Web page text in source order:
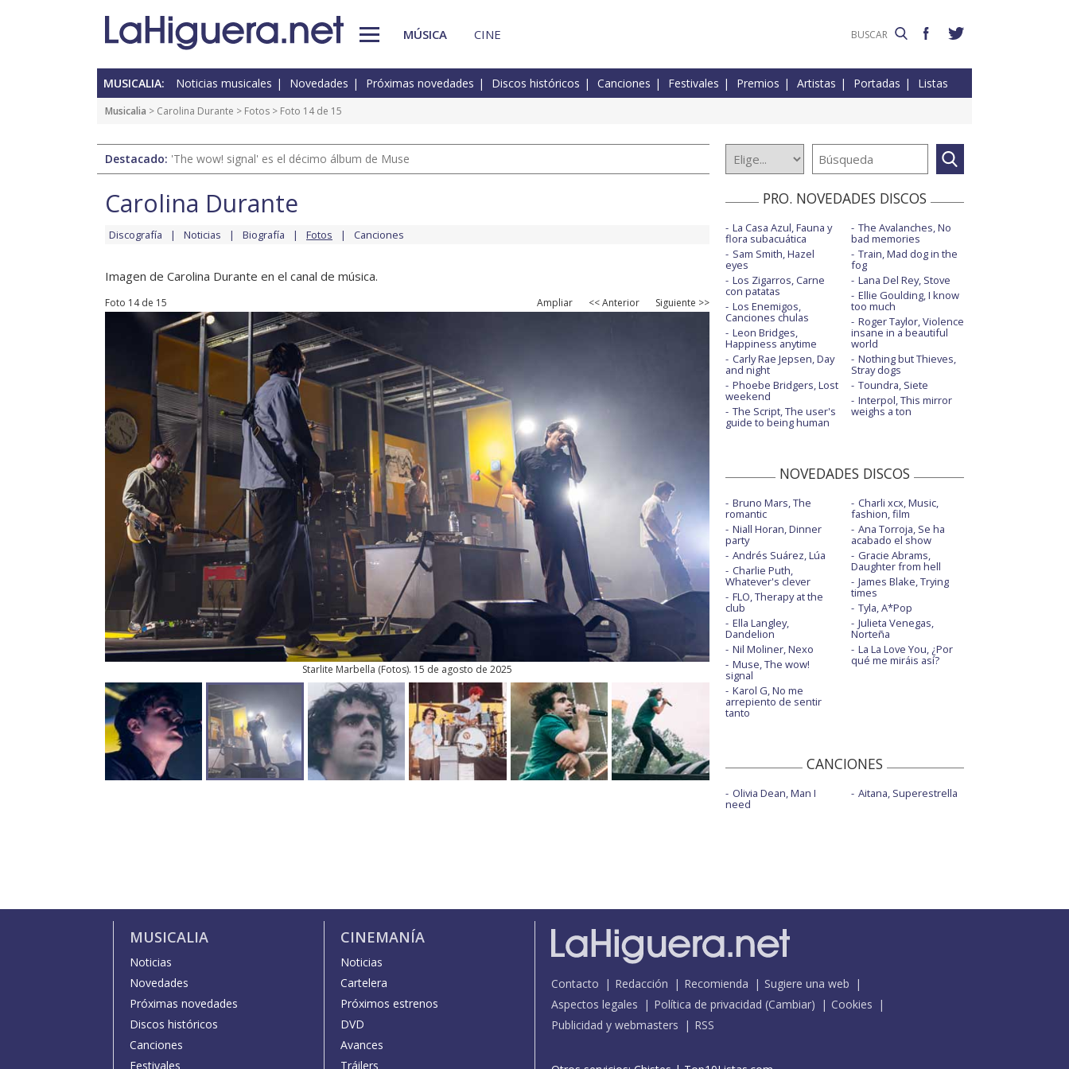
MÚSICA CINE
MUSICALIA: Noticias musicales Novedades Próximas novedades Discos históricos Canciones Festivales Premios Artistas Portadas Listas
Musicalia > Carolina Durante > Fotos > Foto 14 de 15
Destacado: 'The wow! signal' es el décimo álbum de Muse
Carolina Durante
Discografía Noticias Biografía Fotos Canciones
Imagen de Carolina Durante en el canal de música.
Foto 14 de 15 Ampliar << Anterior Siguiente >>
Starlite Marbella (Fotos). 15 de agosto de 2025
PRO. NOVEDADES DISCOS
La Casa Azul, Fauna y
flora subacuática
Sam Smith, Hazel
eyes
Los Zigarros, Carne
con patatas
Los Enemigos,
Canciones chulas
Leon Bridges,
Happiness anytime
Carly Rae Jepsen, Day
and night
Phoebe Bridgers, Lost
weekend
The Script, The user's
guide to being human
The Avalanches, No
bad memories
Train, Mad dog in the
fog
Lana Del Rey, Stove
Ellie Goulding, I know
too much
Roger Taylor, Violence
insane in a beautiful
world
Nothing but Thieves,
Stray dogs
Toundra, Siete
Interpol, This mirror
weighs a ton
NOVEDADES DISCOS
Bruno Mars, The
romantic
Niall Horan, Dinner
party
Andrés Suárez, Lúa
Charlie Puth,
Whatever's clever
FLO, Therapy at the
club
Ella Langley,
Dandelion
Nil Moliner, Nexo
Muse, The wow!
signal
Karol G, No me
arrepiento de sentir
tanto
Charli xcx, Music,
fashion, film
Ana Torroja, Se ha
acabado el show
Gracie Abrams,
Daughter from hell
James Blake, Trying
times
Tyla, A*Pop
Julieta Venegas,
Norteña
La La Love You, ¿Por
qué me miráis así?
CANCIONES
Olivia Dean, Man I
need
Aitana, Superestrella
MUSICALIA
Noticias
Novedades
Próximas novedades
Discos históricos
Canciones
Festivales
CINEMANÍA
Noticias
Cartelera
Próximos estrenos
DVD
Avances
Tráilers
Contacto Redacción Recomienda
Sugiere una web
Aspectos legales
Política de privacidad (Cambiar)
Cookies
Publicidad y webmasters
RSS